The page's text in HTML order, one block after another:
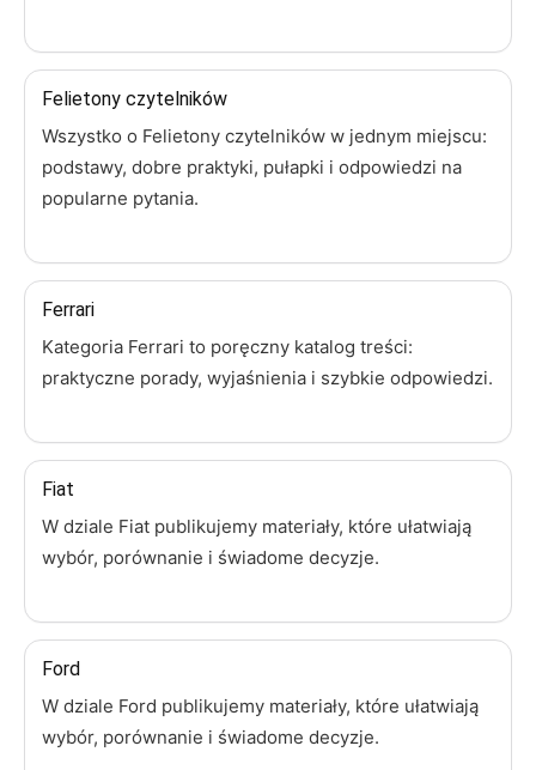
Felietony czytelników
Wszystko o Felietony czytelników w jednym miejscu:
podstawy, dobre praktyki, pułapki i odpowiedzi na
popularne pytania.
Ferrari
Kategoria Ferrari to poręczny katalog treści:
praktyczne porady, wyjaśnienia i szybkie odpowiedzi.
Fiat
W dziale Fiat publikujemy materiały, które ułatwiają
wybór, porównanie i świadome decyzje.
Ford
W dziale Ford publikujemy materiały, które ułatwiają
wybór, porównanie i świadome decyzje.